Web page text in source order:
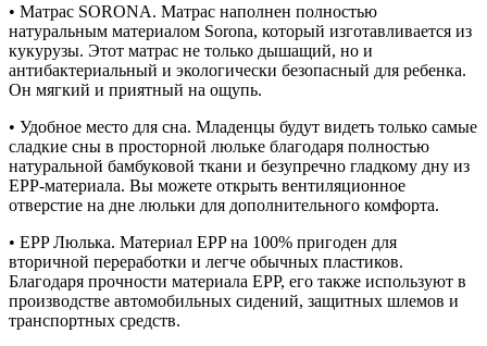
• Матрас SORONA. Матрас наполнен полностью
натуральным материалом Sorona, который изготавливается из
кукурузы. Этот матрас не только дышащий, но и
антибактериальный и экологически безопасный для ребенка.
Он мягкий и приятный на ощупь.
• Удобное место для сна. Младенцы будут видеть только самые
сладкие сны в просторной люльке благодаря полностью
натуральной бамбуковой ткани и безупречно гладкому дну из
EPP-материала. Вы можете открыть вентиляционное
отверстие на дне люльки для дополнительного комфорта.
• EPP Люлька. Материал EPP на 100% пригоден для
вторичной переработки и легче обычных пластиков.
Благодаря прочности материала EPP, его также используют в
производстве автомобильных сидений, защитных шлемов и
транспортных средств.